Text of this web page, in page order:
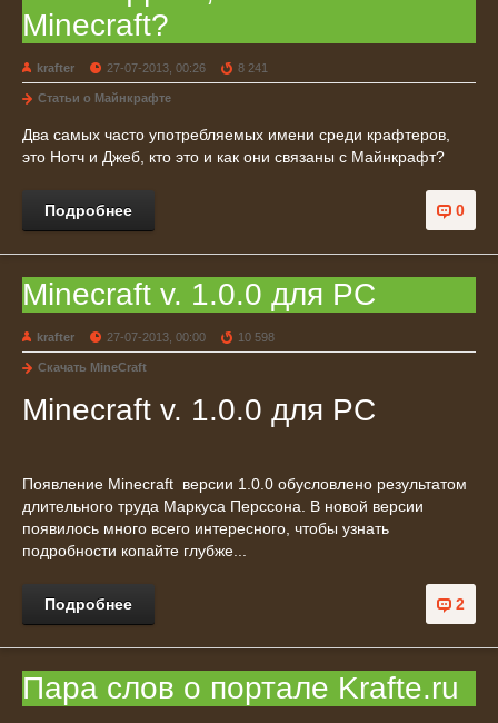
Minecraft?
krafter 27-07-2013, 00:26 8 241
Статьи о Майнкрафте
Два самых часто употребляемых имени среди крафтеров,
это Нотч и Джеб, кто это и как они связаны с Майнкрафт?
0
Подробнее
Minecraft v. 1.0.0 для PC
krafter 27-07-2013, 00:00 10 598
Cкачать MineCraft
Minecraft v. 1.0.0 для PC
Появление Minecraft версии 1.0.0 обусловлено результатом
длительного труда Маркуса Перссона. В новой версии
появилось много всего интересного, чтобы узнать
подробности копайте глубже...
2
Подробнее
Пара слов о портале Krafte.ru